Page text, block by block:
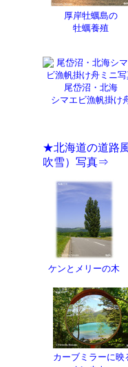
厚岸牡蠣島の
牡蠣養殖
尾岱沼・北海
シマエビ漁帆掛け
★北海道の道路
吹雪）写真⇒
ケンとメリーの木
カーブミラーに映